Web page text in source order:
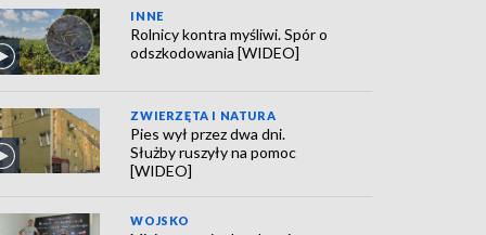
INNE
Rolnicy kontra myśliwi. Spór o
odszkodowania [WIDEO]
ZWIERZĘTA I NATURA
Pies wył przez dwa dni.
Służby ruszyły na pomoc
[WIDEO]
WOJSKO